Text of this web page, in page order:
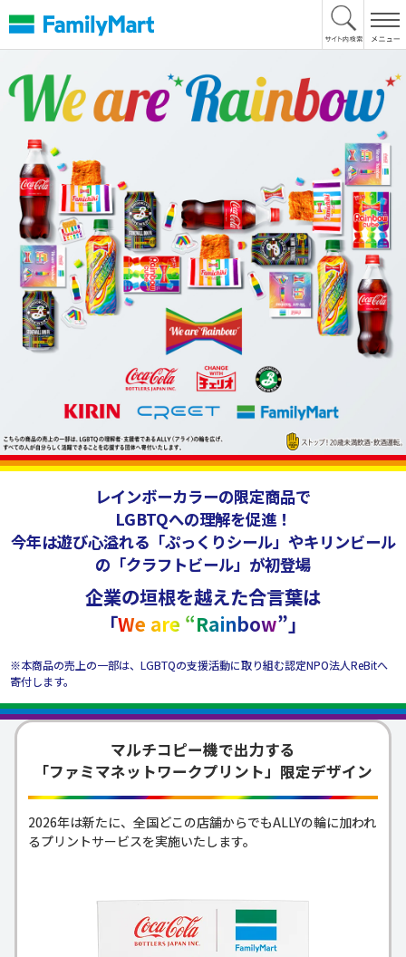
文
へ
レインボーカラーの限定商品で
LGBTQへの理解を促進！
今年は遊び心溢れる「ぷっくりシール」やキリンビール
の「クラフトビール」が初登場
企業の垣根を越えた合言葉は
「We are “Rainbow”」
※本商品の売上の一部は、LGBTQの支援活動に取り組む認定NPO法人ReBitへ
寄付します。
マルチコピー機で出力する
「ファミマネットワークプリント」限定デザイン
2026年は新たに、全国どこの店舗からでもALLYの輪に加われ
るプリントサービスを実施いたします。